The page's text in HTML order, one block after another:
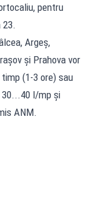
pentru
23.
Argeş,
şi Prahova vor
(1-3 ore) sau
l/mp şi
ANM.